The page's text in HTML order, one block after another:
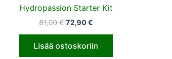
Hydropassion Starter Kit
81,00€72,90€
Lisää ostoskoriin